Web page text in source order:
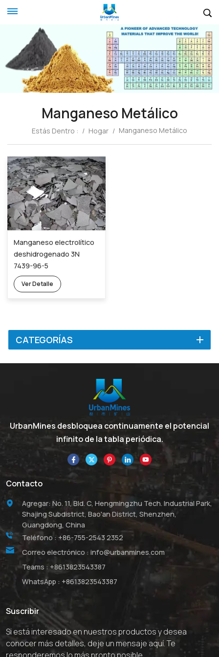
Manganeso Metálico
Estás Dentro : / Hogar / Manganeso Metálico
Manganeso electrolítico
deshidrogenado 3N
7439-96-5
Ver Detalle
CATEGORÍAS
UrbanMines desbloquea continuamente el potencial
infinito de la tabla periódica.
Contacto
Agregar: No. 11, Bld. C, Hengmingzhu Tech. Industrial Park,
Shajing Subdistrict, Bao'an District, Shenzhen,
Guangdong, China
Teléfono : +86-755-2543 2352
Correo electrónico : info@urbanmines.com
Teams : +8613823543387
WhatsApp : +8613823543387
Suscribir
Si está interesado en nuestros productos y desea
conocer más detalles, deje un mensaje aquí. Te
responderemos lo más pronto posible.